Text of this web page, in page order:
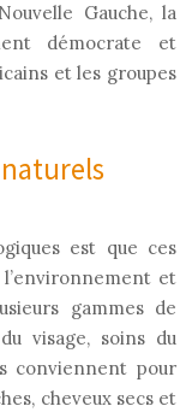
Gauche, la
démocrate et
et les groupes
est que ces
et
gammes de
visage, soins du
conviennent pour
cheveux secs et